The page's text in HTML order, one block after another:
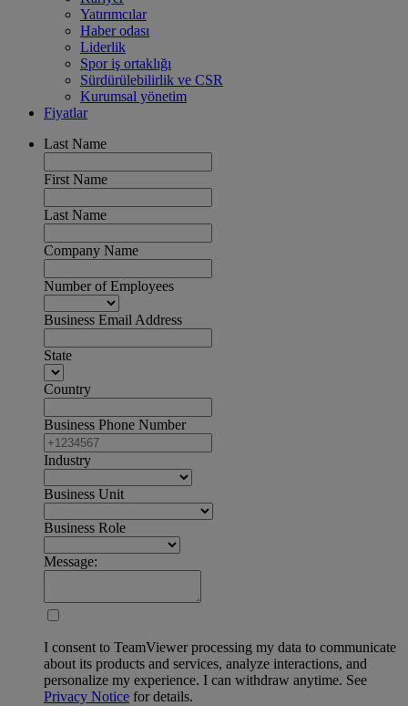
Yatırımcılar
Haber odası
Liderlik
Spor iş ortaklığı
Sürdürülebilirlik ve CSR
Kurumsal yönetim
Fiyatlar
Last Name
First Name
Last Name
Company Name
Number of Employees
Business Email Address
State
Country
Business Phone Number
Industry
Business Unit
Business Role
Message:
I consent to TeamViewer processing my data to communicate
about its products and services, analyze interactions, and
personalize my experience. I can withdraw anytime. See
Privacy Notice for details.